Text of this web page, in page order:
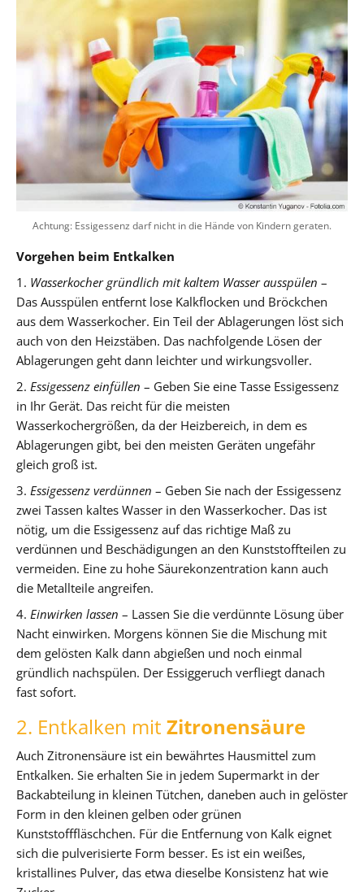
Achtung: Essigessenz darf nicht in die Hände von Kindern geraten.
Vorgehen beim Entkalken
1. Wasserkocher gründlich mit kaltem Wasser ausspülen –
Das Ausspülen entfernt lose Kalkflocken und Bröckchen
aus dem Wasserkocher. Ein Teil der Ablagerungen löst sich
auch von den Heizstäben. Das nachfolgende Lösen der
Ablagerungen geht dann leichter und wirkungsvoller.
2. Essigessenz einfüllen – Geben Sie eine Tasse Essigessenz
in Ihr Gerät. Das reicht für die meisten
Wasserkochergrößen, da der Heizbereich, in dem es
Ablagerungen gibt, bei den meisten Geräten ungefähr
gleich groß ist.
3. Essigessenz verdünnen – Geben Sie nach der Essigessenz
zwei Tassen kaltes Wasser in den Wasserkocher. Das ist
nötig, um die Essigessenz auf das richtige Maß zu
verdünnen und Beschädigungen an den Kunststoffteilen zu
vermeiden. Eine zu hohe Säurekonzentration kann auch
die Metallteile angreifen.
4. Einwirken lassen – Lassen Sie die verdünnte Lösung über
Nacht einwirken. Morgens können Sie die Mischung mit
dem gelösten Kalk dann abgießen und noch einmal
gründlich nachspülen. Der Essiggeruch verfliegt danach
fast sofort.
2. Entkalken mit Zitronensäure
Auch Zitronensäure ist ein bewährtes Hausmittel zum
Entkalken. Sie erhalten Sie in jedem Supermarkt in der
Backabteilung in kleinen Tütchen, daneben auch in gelöster
Form in den kleinen gelben oder grünen
Kunststofffläschchen. Für die Entfernung von Kalk eignet
sich die pulverisierte Form besser. Es ist ein weißes,
kristallines Pulver, das etwa dieselbe Konsistenz hat wie